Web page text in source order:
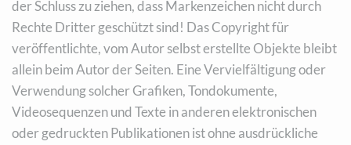
der Schluss zu ziehen, dass Markenzeichen nicht durch
Rechte Dritter geschützt sind! Das Copyright für
veröffentlichte, vom Autor selbst erstellte Objekte bleibt
allein beim Autor der Seiten. Eine Vervielfältigung oder
Verwendung solcher Grafiken, Tondokumente,
Videosequenzen und Texte in anderen elektronischen
oder gedruckten Publikationen ist ohne ausdrückliche